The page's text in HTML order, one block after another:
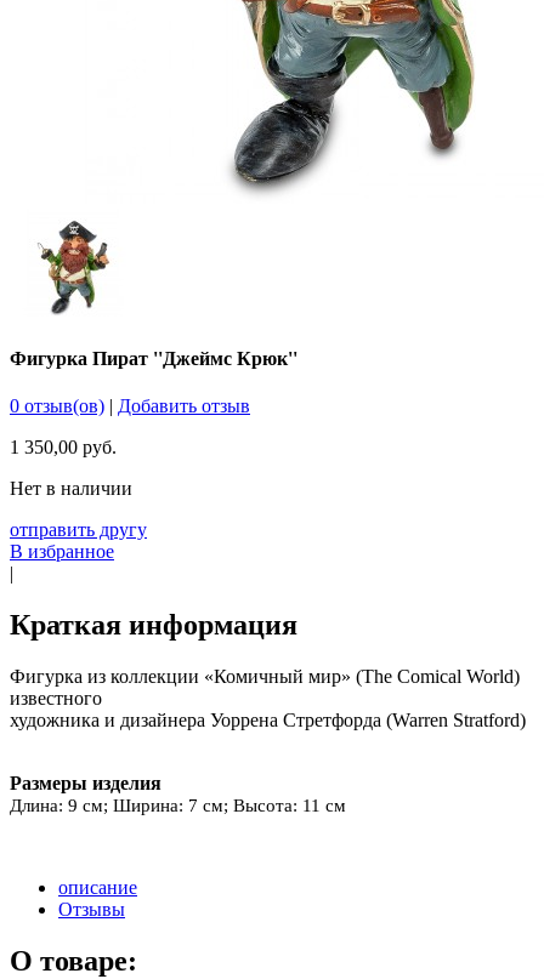
Фигурка Пират ''Джеймс Крюк''
0 отзыв(ов) | Добавить отзыв
1 350,00 руб.
Нет в наличии
отправить другу
В избранное
|
Краткая информация
Фигурка из коллекции «Комичный мир» (The Comical World)
известного
художника и дизайнера Уоррена Стретфорда (Warren Stratford)
Размеры изделия
Длина: 9 см; Ширина: 7 см; Высота: 11 см
описание
Отзывы
О товаре: